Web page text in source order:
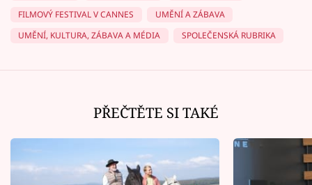
FILMOVÝ FESTIVAL V CANNES
UMĚNÍ A ZÁBAVA
UMĚNÍ, KULTURA, ZÁBAVA A MÉDIA
SPOLEČENSKÁ RUBRIKA
PŘEČTĚTE SI TAKÉ